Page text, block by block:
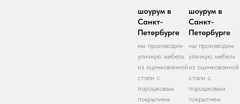
шоурум в
Санкт-
Петербурге
мы производим
уличную мебель
из оцинкованной
стали с
порошковым
покрытием
шоурум в
Санкт-
Петербурге
мы производим
уличную мебель
из оцинкованной
стали с
порошковым
покрытием